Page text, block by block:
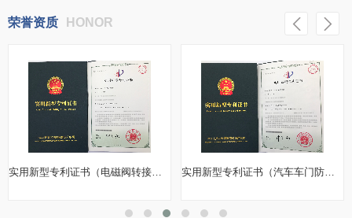
荣誉资质 HONOR
实用新型专利证书（电磁阀转接板） 实用新型专利证书（汽车车门防撞垫）